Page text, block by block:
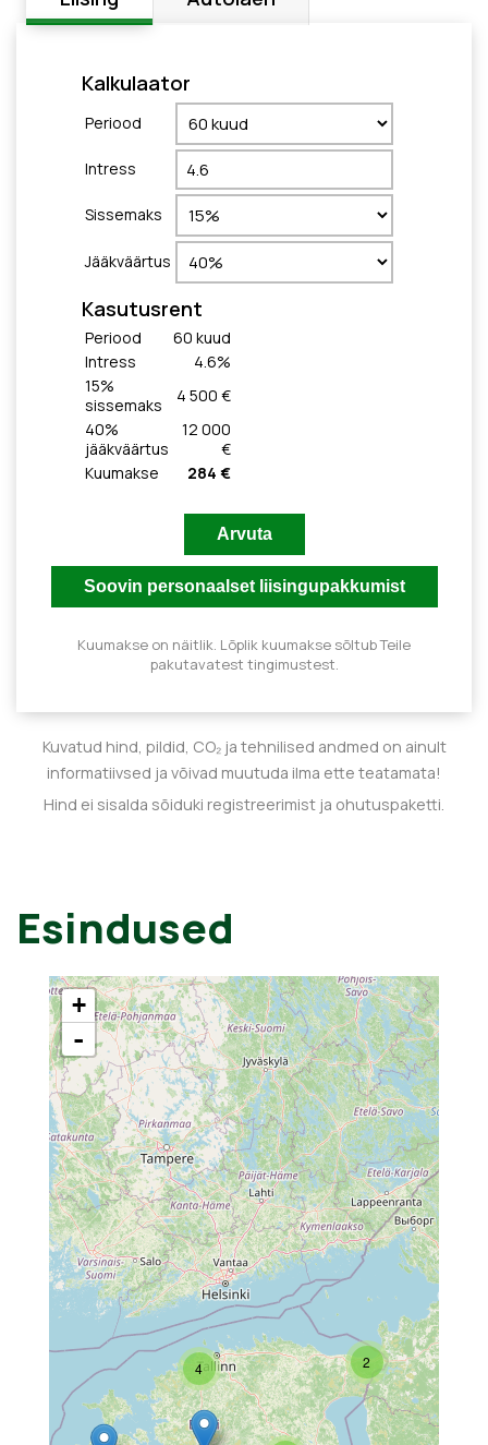
Kalkulaator
Periood
Intress
Sissemaks
Jääkväärtus
Kasutusrent
Periood 60 kuud
Intress
4.6%
15%
sissemaks
4 500 €
40%
jääkväärtus
12 000
€
Kuumakse
284 €
Kuumakse on näitlik. Lõplik kuumakse sõltub Teile
pakutavatest tingimustest.
Kuvatud hind, pildid, CO₂ ja tehnilised andmed on ainult
informatiivsed ja võivad muutuda ilma ette teatamata!
Hind ei sisalda sõiduki registreerimist ja ohutuspaketti.
Esindused
2
4
+
-